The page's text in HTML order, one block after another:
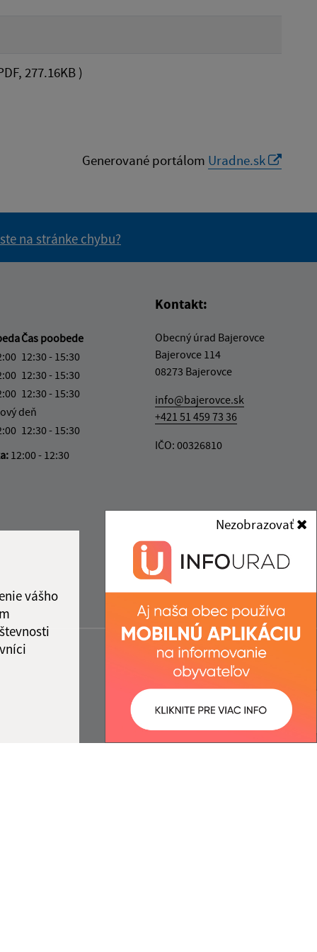
vášho
Nezobrazovať
277.16KB )
Generované portálom Uradne.sk
na stránke chybu?
Čas poobede
12:30 - 15:30
12:30 - 15:30
12:30 - 15:30
deň
12:30 - 15:30
12:00 - 12:30
Kontakt:
Obecný úrad Bajerovce
Bajerovce 114
08273 Bajerovce
info@bajerovce.sk
+421 51 459 73 36
IČO: 00326810